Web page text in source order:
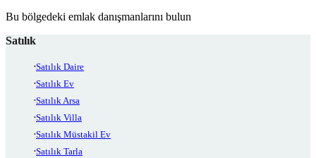
Bu bölgedeki emlak danışmanlarını bulun
Satılık
Satılık Daire
Satılık Ev
Satılık Arsa
Satılık Villa
Satılık Müstakil Ev
Satılık Tarla